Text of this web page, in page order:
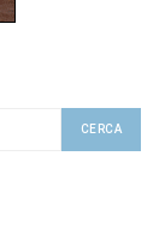
CERCA